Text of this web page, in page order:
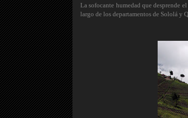
La sofocante humedad que desprende
largo de los departamentos de Sololá y